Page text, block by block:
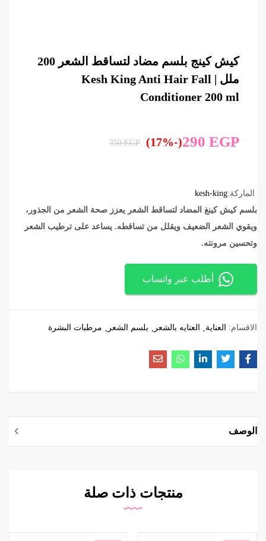
كيش كينج بلسم مضاد لتساقط الشعر 200
ملل | Kesh King Anti Hair Fall
Conditioner 200 ml
290 EGP
(-17%)
350EGP
الماركة:kesh-king
بلسم كيش كينغ المضاد لتساقط الشعر يعزز صحة الشعر من الجذور،
ويقوي الشعر الضعيف ويقلل من تساقطه. يساعد على ترطيب الشعر
وتحسين مرونته.
أطلب عبر واتساب
الاقسام: العناية العنايه بالشعر بلسم الشعر مرطبات البشرة
الوصف
منتجات ذات صلة